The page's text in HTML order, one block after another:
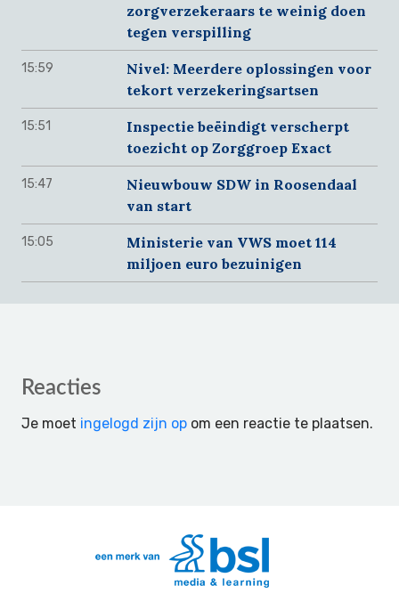
zorgverzekeraars te weinig doen
tegen verspilling
15:59
Nivel: Meerdere oplossingen voor
tekort verzekeringsartsen
15:51
Inspectie beëindigt verscherpt
toezicht op Zorggroep Exact
15:47
Nieuwbouw SDW in Roosendaal
van start
15:05
Ministerie van VWS moet 114
miljoen euro bezuinigen
Reader
Reacties
Je moet ingelogd zijn op om een reactie te plaatsen.